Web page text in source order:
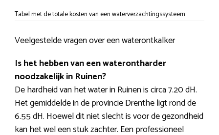
Tabel met de totale kosten van een waterverzachtingssysteem
Veelgestelde vragen over een waterontkalker
Is het hebben van een waterontharder
noodzakelijk in Ruinen?
De hardheid van het water in Ruinen is circa 7.20 dH.
Het gemiddelde in de provincie Drenthe ligt rond de
6.55 dH. Hoewel dit niet slecht is voor de gezondheid
kan het wel een stuk zachter. Een professioneel